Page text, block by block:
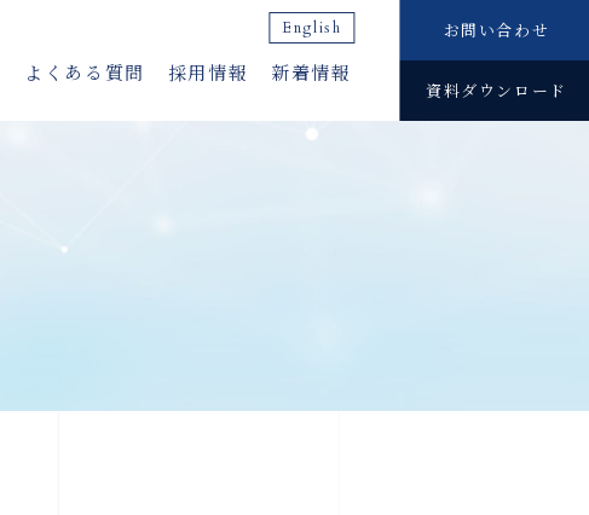
よくある質問 採用情報 新着情報
お問い合わせ
資料ダウンロード
English